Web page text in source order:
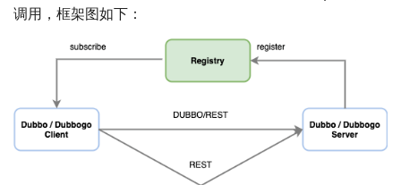
调用，框架图如下：